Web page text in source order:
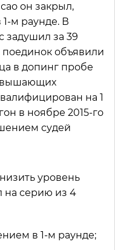
он закрыл,
1-м раунде. В
задушил за 39
объявили
в допинг пробе
на 1
в ноябре 2015-го
судей
уровень
на серию из 4
в 1-м раунде;